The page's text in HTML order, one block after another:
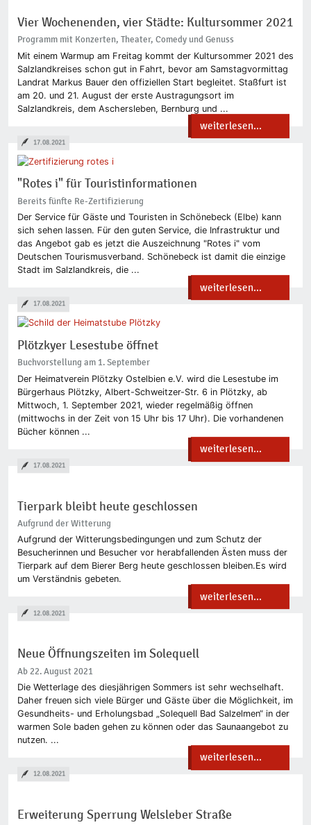
Vier Wochenenden, vier Städte: Kultursommer 2021
Programm mit Konzerten, Theater, Comedy und Genuss
Mit einem Warmup am Freitag kommt der Kultursommer 2021 des
Salzlandkreises schon gut in Fahrt, bevor am Samstagvormittag
Landrat Markus Bauer den offiziellen Start begleitet. Staßfurt ist
am 20. und 21. August der erste Austragungsort im
Salzlandkreis, dem Aschersleben, Bernburg und ...
weiterlesen...
"Rotes i" für Touristinformationen
Bereits fünfte Re-Zertifizierung
Der Service für Gäste und Touristen in Schönebeck (Elbe) kann
sich sehen lassen. Für den guten Service, die Infrastruktur und
das Angebot gab es jetzt die Auszeichnung "Rotes i" vom
Deutschen Tourismusverband. Schönebeck ist damit die einzige
Stadt im Salzlandkreis, die ...
weiterlesen...
17.08.2021
Plötzkyer Lesestube öffnet
Buchvorstellung am 1. September
Der Heimatverein Plötzky Ostelbien e.V. wird die Lesestube im
Bürgerhaus Plötzky, Albert-Schweitzer-Str. 6 in Plötzky, ab
Mittwoch, 1. September 2021, wieder regelmäßig öffnen
(mittwochs in der Zeit von 15 Uhr bis 17 Uhr). Die vorhandenen
Bücher können ...
weiterlesen...
17.08.2021
Tierpark bleibt heute geschlossen
Aufgrund der Witterung
Aufgrund der Witterungsbedingungen und zum Schutz der
Besucherinnen und Besucher vor herabfallenden Ästen muss der
Tierpark auf dem Bierer Berg heute geschlossen bleiben.Es wird
um Verständnis gebeten.
weiterlesen...
17.08.2021
Neue Öffnungszeiten im Solequell
Ab 22. August 2021
Die Wetterlage des diesjährigen Sommers ist sehr wechselhaft.
Daher freuen sich viele Bürger und Gäste über die Möglichkeit, im
Gesundheits- und Erholungsbad „Solequell Bad Salzelmen“ in der
warmen Sole baden gehen zu können oder das Saunaangebot zu
nutzen. ...
weiterlesen...
12.08.2021
Erweiterung Sperrung Welsleber Straße
12.08.2021